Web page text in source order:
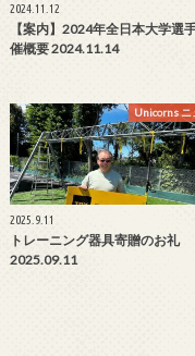
2024.11.12
【案内】2024年全日本大学選
催概要 2024.11.14
Unicorns ニ
2025.9.11
トレーニング器具寄贈のお礼
2025.09.11